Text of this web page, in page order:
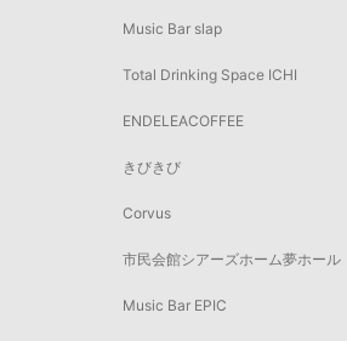
Music Bar slap
Total Drinking Space ICHI
ENDELEACOFFEE
きびきび
Corvus
市民会館シアーズホーム夢ホール
Music Bar EPIC